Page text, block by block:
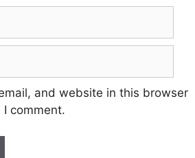
and website in this browser
comment.